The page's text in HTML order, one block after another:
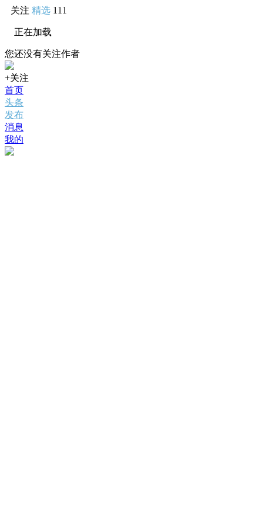
关注 精选 111
正在加载
您还没有关注作者
+关注
首页
头条
发布
消息
我的